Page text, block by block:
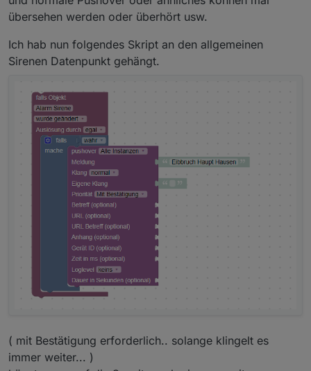
übersehen werden oder überhört usw.
Ich hab nun folgendes Skript an den allgemeinen
Sirenen Datenpunkt gehängt.
( mit Bestätigung erforderlich.. solange klingelt es
immer weiter... )